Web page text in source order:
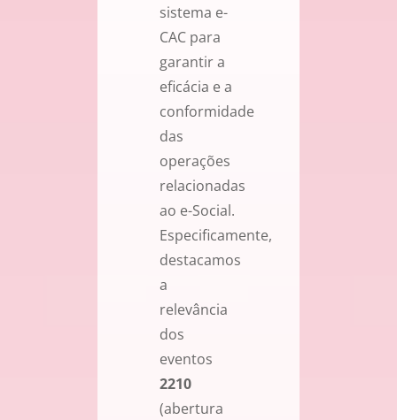
sistema e-
CAC para
garantir a
eficácia e a
conformidade
das
operações
relacionadas
ao e-Social.
Especificamente,
destacamos
a
relevância
dos
eventos
2210
(abertura